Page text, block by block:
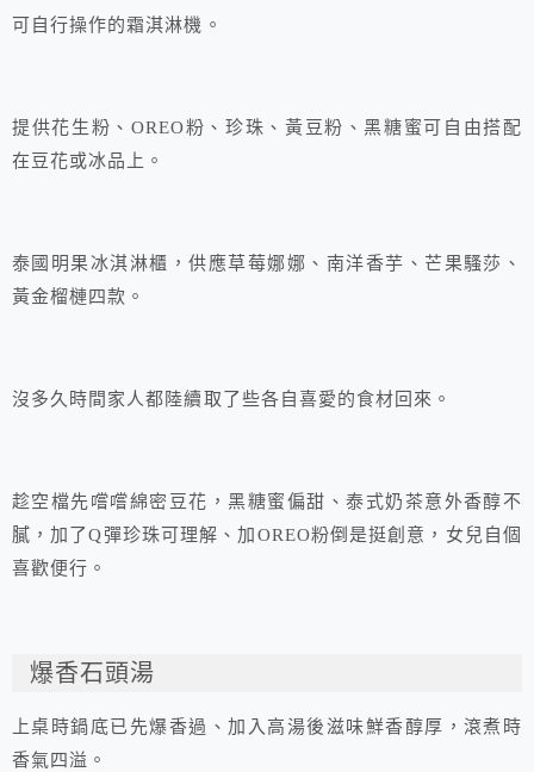
可自行操作的霜淇淋機。
提供花生粉、OREO粉、珍珠、黃豆粉、黑糖蜜可自由搭配
在豆花或冰品上。
泰國明果冰淇淋櫃，供應草莓娜娜、南洋香芋、芒果騷莎、
黃金榴槤四款。
沒多久時間家人都陸續取了些各自喜愛的食材回來。
趁空檔先嚐嚐綿密豆花，黑糖蜜偏甜、泰式奶茶意外香醇不
膩，加了Q彈珍珠可理解、加OREO粉倒是挺創意，女兒自個
喜歡便行。
爆香石頭湯
上桌時鍋底已先爆香過、加入高湯後滋味鮮香醇厚，滾煮時
香氣四溢。